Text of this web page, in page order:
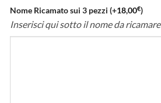
Nome Ricamato sui 3 pezzi (+18,00€)
Inserisci qui sotto il nome da ricamare